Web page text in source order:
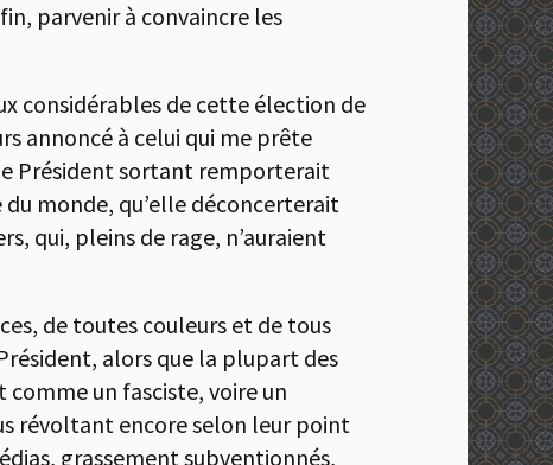
parvenir à convaincre les
considérables de cette élection de
annoncé à celui qui me prête
Président sortant remporterait
monde, qu’elle déconcerterait
qui, pleins de rage, n’auraient
de toutes couleurs et de tous
alors que la plupart des
un fasciste, voire un
révoltant encore selon leur point
grassement subventionnés,